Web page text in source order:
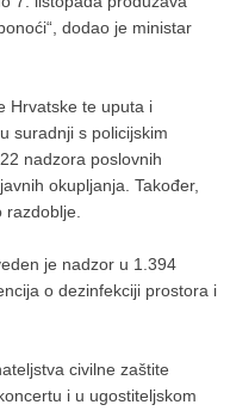
dodao je ministar
Hrvatske te uputa i
suradnji s policijskim
nadzora poslovnih
okupljanja. Također,
je nadzor u 1.394
o dezinfekciji prostora i
civilne zaštite
i u ugostiteljskom